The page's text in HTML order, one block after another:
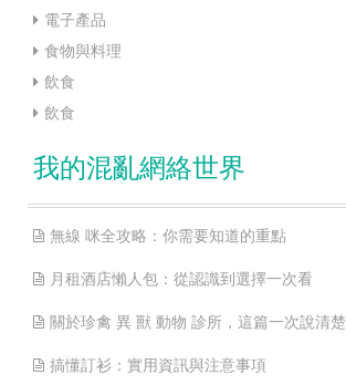
電子產品
食物與料理
飲食
飲食
我的混亂網絡世界
無線 咪全攻略：你需要知道的重點
月租酒店懶人包：從認識到選擇一次看
關於珍禽 異 獸 動物 診所，這篇一次說清楚
搞懂訂衫：實用資訊與注意事項